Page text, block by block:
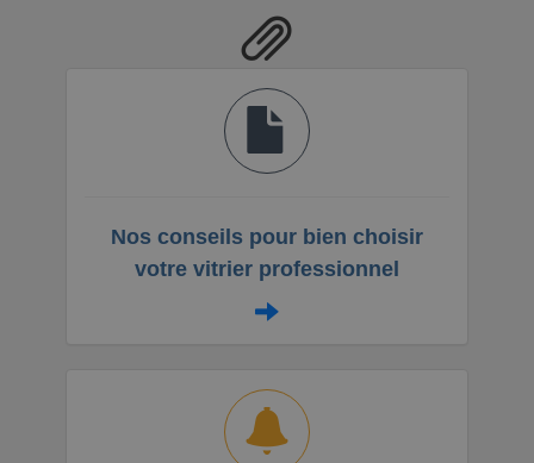
Nos conseils pour bien choisir
votre vitrier professionnel